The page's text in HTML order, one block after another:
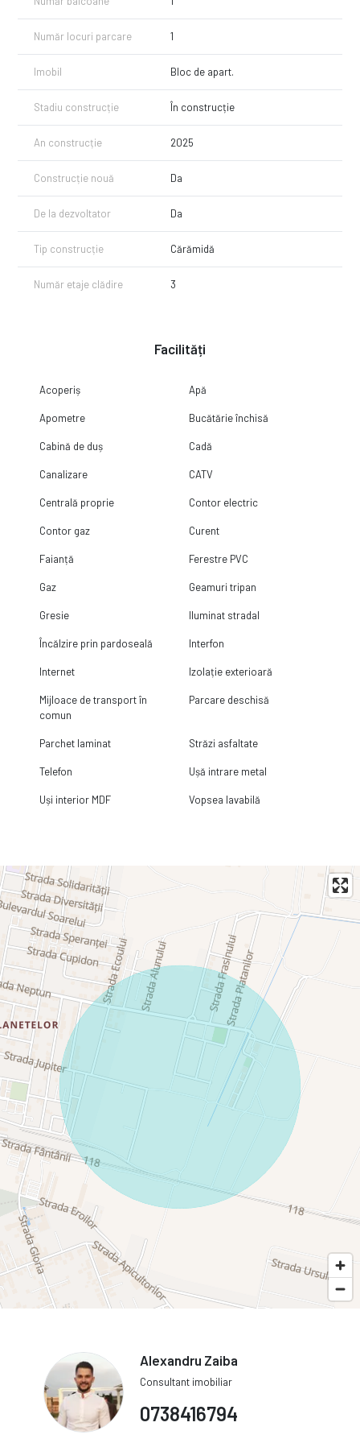
Număr locuri parcare 1
Imobil Bloc de apart.
Stadiu construcție În construcție
An construcție 2025
Construcție nouă Da
De la dezvoltator Da
Tip construcție Cărămidă
Număr etaje clădire 3
Facilități
Acoperiș Apă
Apometre Bucătărie închisă
Cabină de duș Cadă
Canalizare CATV
Centrală proprie Contor electric
Contor gaz Curent
Faianță Ferestre PVC
Gaz Geamuri tripan
Gresie Iluminat stradal
Încălzire prin pardoseală Interfon
Internet Izolație exterioară
Mijloace de transport în
comun
Parcare deschisă
Parchet laminat Străzi asfaltate
Telefon Ușă intrare metal
Uși interior MDF Vopsea lavabilă
Alexandru Zaiba
Consultant imobiliar
0738416794